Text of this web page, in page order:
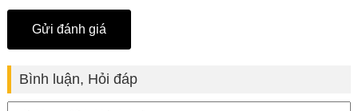
Bình luận, Hỏi đáp